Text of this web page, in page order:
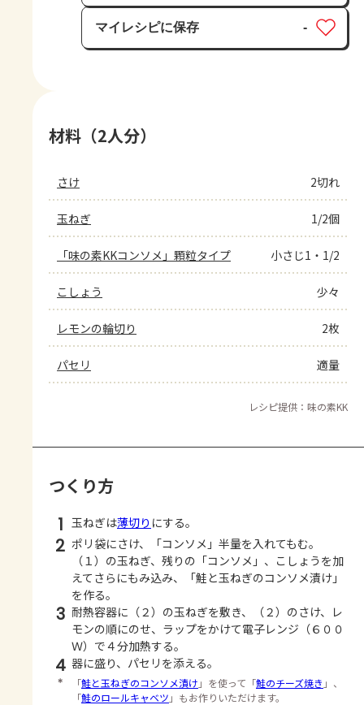
マイレシピに保存
保存済み
-
材料（2人分）
さけ 2切れ
玉ねぎ 1/2個
「味の素KKコンソメ」顆粒タイプ 小さじ1・1/2
こしょう 少々
レモンの輪切り 2枚
パセリ 適量
レシピ提供：味の素KK
つくり方
1 玉ねぎは薄切り にする。
2 ポリ袋にさけ、「コンソメ」半量を入れてもむ。
（１）の玉ねぎ、残りの「コンソメ」、こしょうを加
えてさらにもみ込み、「鮭と玉ねぎのコンソメ漬け」
を作る。
3 耐熱容器に（２）の玉ねぎを敷き、（２）のさけ、レ
モンの順にのせ、ラップをかけて電子レンジ（６００
Ｗ）で４分加熱する。
4 器に盛り、パセリを添える。
＊ 「鮭と玉ねぎのコンソメ漬け 」を使って「鮭のチーズ焼き 」、
「鮭のロールキャベツ 」もお作りいただけます。